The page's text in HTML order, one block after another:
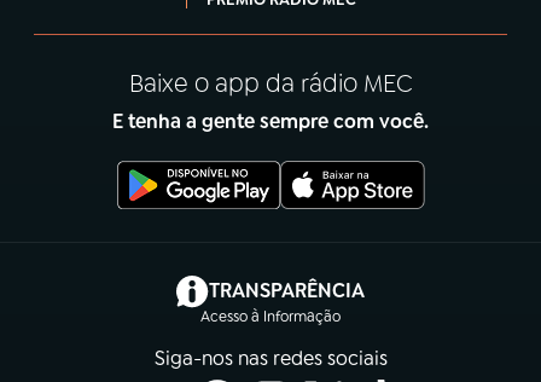
Baixe o app da rádio MEC
E tenha a gente sempre com você.
TRANSPARÊNCIA
Acesso à Informação
(abre em nova aba)
Siga-nos nas redes sociais